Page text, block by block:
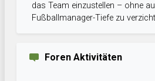
das Team einzustellen – ohne
Fußballmanager-Tiefe zu
Foren Aktivitäten